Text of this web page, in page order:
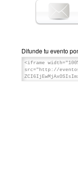
Difunde tu evento